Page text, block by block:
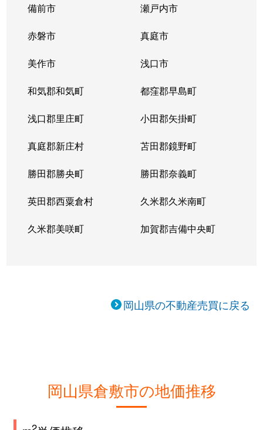
備前市 瀬戸内市
赤磐市 真庭市
美作市 浅口市
和気郡和気町 都窪郡早島町
浅口郡里庄町 小田郡矢掛町
真庭郡新庄村 苫田郡鏡野町
勝田郡勝央町 勝田郡奈義町
英田郡西粟倉村 久米郡久米南町
久米郡美咲町 加賀郡吉備中央町
岡山県の不動産売買に戻る
岡山県倉敷市の地価推移